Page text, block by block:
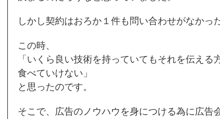
しかし契約はおろか１件も問い合わせがなかっ
この時、
「いくら良い技術を持っていてもそれを伝える
食べていけない」
と思ったのです。
そこで、広告のノウハウを身につける為に広告